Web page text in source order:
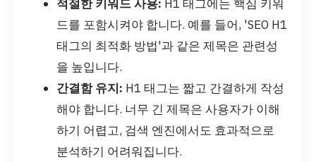
적절한 키워드 사용: H1 태그에는 핵심 키워
드를 포함시켜야 합니다. 예를 들어, 'SEO H1
태그의 최적화 방법'과 같은 제목은 관련성
을 높입니다.
간결함 유지: H1 태그는 짧고 간결하게 작성
해야 합니다. 너무 긴 제목은 사용자가 이해
하기 어렵고, 검색 엔진에서도 효과적으로
분석하기 어려워집니다.